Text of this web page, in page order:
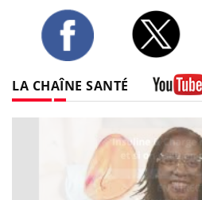
LA CHAÎNE SANTÉ